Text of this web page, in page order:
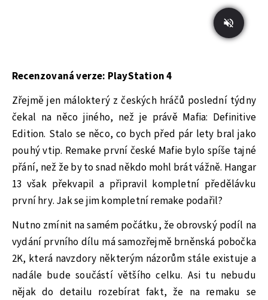
Recenzovaná verze: PlayStation 4
Zřejmě jen málokterý z českých hráčů poslední týdny
čekal na něco jiného, než je právě Mafia: Definitive
Edition. Stalo se něco, co bych před pár lety bral jako
pouhý vtip. Remake první české Mafie bylo spíše tajné
přání, než že by to snad někdo mohl brát vážně. Hangar
13 však překvapil a připravil kompletní předělávku
první hry. Jak se jim kompletní remake podařil?
Nutno zmínit na samém počátku, že obrovský podíl na
vydání prvního dílu má samozřejmě brněnská pobočka
2K, která navzdory některým názorům stále existuje a
nadále bude součástí většího celku. Asi tu nebudu
nějak do detailu rozebírat fakt, že na remaku se